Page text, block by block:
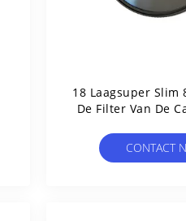
18 Laagsuper Slim
De Filter Van De
CONTACT